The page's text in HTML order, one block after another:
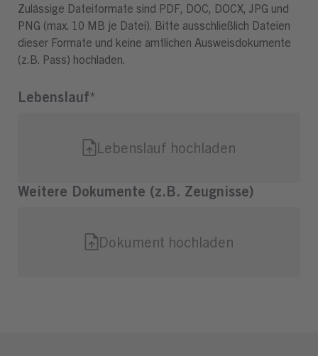
Zulässige Dateiformate sind PDF, DOC, DOCX, JPG und
PNG (max. 10 MB je Datei). Bitte ausschließlich Dateien
dieser Formate und keine amtlichen Ausweisdokumente
(z.B. Pass) hochladen.